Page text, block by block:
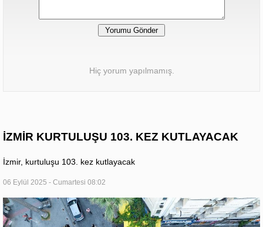
Hiç yorum yapılmamış.
İZMİR KURTULUŞU 103. KEZ KUTLAYACAK
İzmir, kurtuluşu 103. kez kutlayacak
06 Eylül 2025 - Cumartesi 08:02